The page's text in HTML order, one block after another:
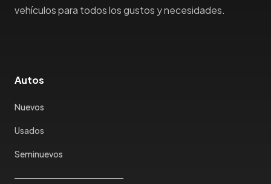
vehículos para todos los gustos y necesidades.
Autos
Nuevos
Usados
Seminuevos